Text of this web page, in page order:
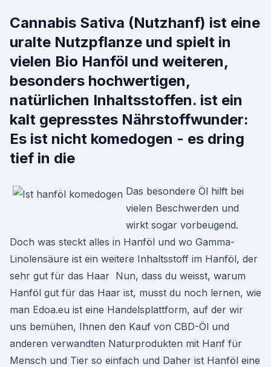
Cannabis Sativa (Nutzhanf) ist eine
uralte Nutzpflanze und spielt in
vielen Bio Hanföl und weiteren,
besonders hochwertigen,
natürlichen Inhaltsstoffen. ist ein
kalt gepresstes Nährstoffwunder:
Es ist nicht komedogen - es dring
tief in die
Das besondere Öl hilft bei
vielen Beschwerden und
wirkt sogar vorbeugend.
Doch was steckt alles in Hanföl und wo Gamma-
Linolensäure ist ein weitere Inhaltsstoff im Hanföl, der
sehr gut für das Haar Nun, dass du weisst, warum
Hanföl gut für das Haar ist, musst du noch lernen, wie
man Edoa.eu ist eine Handelsplattform, auf der wir
uns bemühen, Ihnen den Kauf von CBD-Öl und
anderen verwandten Naturprodukten mit Hanf für
Mensch und Tier so einfach und Daher ist Hanföl eine